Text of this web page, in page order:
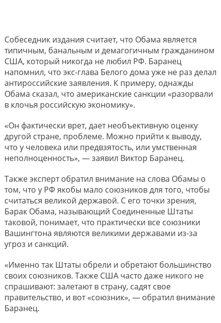
Собеседник издания считает, что Обама является
типичным, банальным и демагогичным гражданином
США, который никогда не любил РФ. Баранец
напомнил, что экс-глава Белого дома уже не раз делал
антироссийские заявления. К примеру, однажды
Обама сказал, что американские санкции «разорвали
в клочья российскую экономику».
«Он фактически врет, дает необъективную оценку
другой стране, проблеме. Можно прийти к выводу,
что у человека или предвзятость, или умственная
неполноценность», — заявил Виктор Баранец.
Также эксперт обратил внимание на слова Обамы о
том, что у РФ якобы мало союзников для того, чтобы
считаться великой державой. С его точки зрения,
Барак Обама, называющий Соединенные Штаты
таковой, понимает, что практически все союзники
Вашингтона являются великими державами из-за
угроз и санкций.
«Именно так Штаты обрели и обретают большинство
своих союзников. Также США часто даже никого не
спрашивают: залетают в страну, садят свое
правительство, и вот «союзник», — обратил внимание
Баранец.